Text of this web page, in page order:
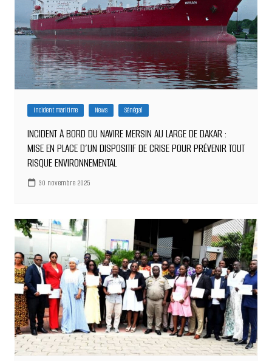
Incident maritime News Sénégal
INCIDENT À BORD DU NAVIRE MERSIN AU LARGE DE DAKAR :
MISE EN PLACE D’UN DISPOSITIF DE CRISE POUR PRÉVENIR TOUT
RISQUE ENVIRONNEMENTAL
30 novembre 2025